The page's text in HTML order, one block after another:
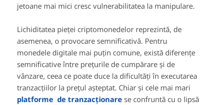
jetoane mai mici cresc vulnerabilitatea la manipulare.
Lichiditatea pieței criptomonedelor reprezintă, de
asemenea, o provocare semnificativă. Pentru
monedele digitale mai puțin comune, există diferențe
semnificative între prețurile de cumpărare și de
vânzare, ceea ce poate duce la dificultăți în executarea
tranzacțiilor la prețul așteptat. Chiar și cele mai mari
platforme de tranzacționare se confruntă cu o lipsă